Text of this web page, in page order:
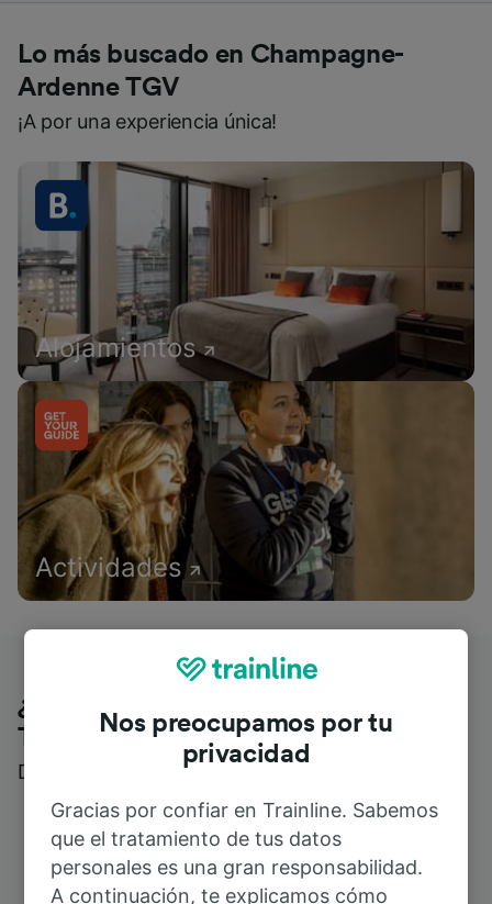
Lo más buscado en Champagne-
Ardenne TGV
¡A por una experiencia única!
Alojamientos
Actividades
¿Qué piensan nuestros clientes de
Trainline?
Descubre reseñas reales de nuestros viajeros
Nos preocupamos por tu
privacidad
Gracias por confiar en Trainline. Sabemos
que el tratamiento de tus datos
personales es una gran responsabilidad.
A continuación, te explicamos cómo